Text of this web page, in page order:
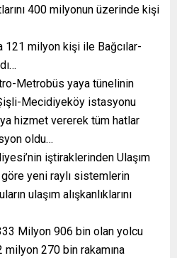
400 milyonun üzerinde kişi
121 milyon kişi ile Bağcılar-
Metrobüs yaya tünelinin
Şişli-Mecidiyeköy istasyonu
hizmet vererek tüm hatlar
oldu…
iştiraklerinden Ulaşım
göre yeni raylı sistemlerin
ulaşım alışkanlıklarını
Milyon 906 bin olan yolcu
milyon 270 bin rakamına